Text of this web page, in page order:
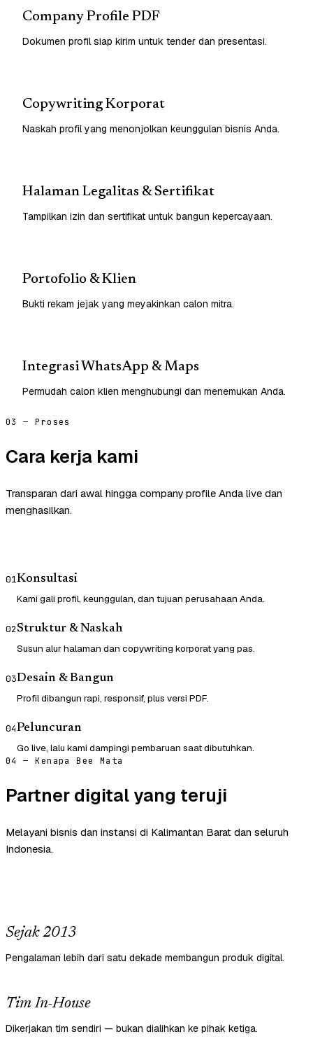
Company Profile PDF
Dokumen profil siap kirim untuk tender dan presentasi.
Copywriting Korporat
Naskah profil yang menonjolkan keunggulan bisnis Anda.
Halaman Legalitas & Sertifikat
Tampilkan izin dan sertifikat untuk bangun kepercayaan.
Portofolio & Klien
Bukti rekam jejak yang meyakinkan calon mitra.
Integrasi WhatsApp & Maps
Permudah calon klien menghubungi dan menemukan Anda.
03 — Proses
Cara kerja kami
Transparan dari awal hingga company profile Anda live dan
menghasilkan.
01Konsultasi
Kami gali profil, keunggulan, dan tujuan perusahaan Anda.
02Struktur & Naskah
Susun alur halaman dan copywriting korporat yang pas.
03Desain & Bangun
Profil dibangun rapi, responsif, plus versi PDF.
04Peluncuran
Go live, lalu kami dampingi pembaruan saat dibutuhkan.
04 — Kenapa Bee Mata
Partner digital yang teruji
Melayani bisnis dan instansi di Kalimantan Barat dan seluruh
Indonesia.
Sejak 2013
Pengalaman lebih dari satu dekade membangun produk digital.
Tim In-House
Dikerjakan tim sendiri — bukan dialihkan ke pihak ketiga.